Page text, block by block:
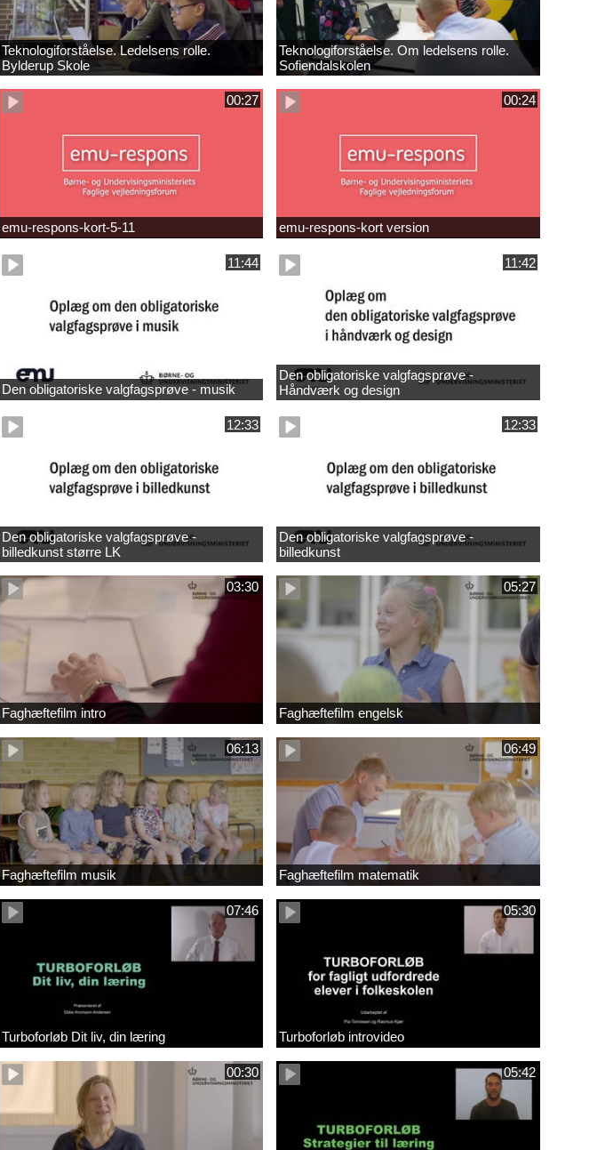
Teknologiforståelse. Ledelsens rolle.
Bylderup Skole
Teknologiforståelse. Om ledelsens rolle.
Sofiendalskolen
00:27
emu-respons-kort-5-11
00:24
emu-respons-kort version
11:44
Den obligatoriske valgfagsprøve - musik
11:42
Den obligatoriske valgfagsprøve -
Håndværk og design
12:33
Den obligatoriske valgfagsprøve -
billedkunst større LK
12:33
Den obligatoriske valgfagsprøve -
billedkunst
03:30
Faghæftefilm intro
05:27
Faghæftefilm engelsk
06:13
Faghæftefilm musik
06:49
Faghæftefilm matematik
07:46
Turboforløb Dit liv, din læring
05:30
Turboforløb introvideo
00:30 05:42